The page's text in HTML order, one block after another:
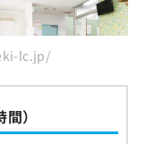
lc.jp/
）